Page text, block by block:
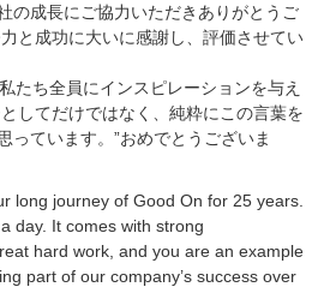
の成長にご協力いただきありがとうご
と成功に大いに感謝し、評価させてい
たち全員にインスピレーションを与え
してだけではなく、純粋にこの言葉を
っています。”おめでとうございま
long journey of Good On for 25 years.
day. It comes with strong
hard work, and you are an example
part of our company’s success over